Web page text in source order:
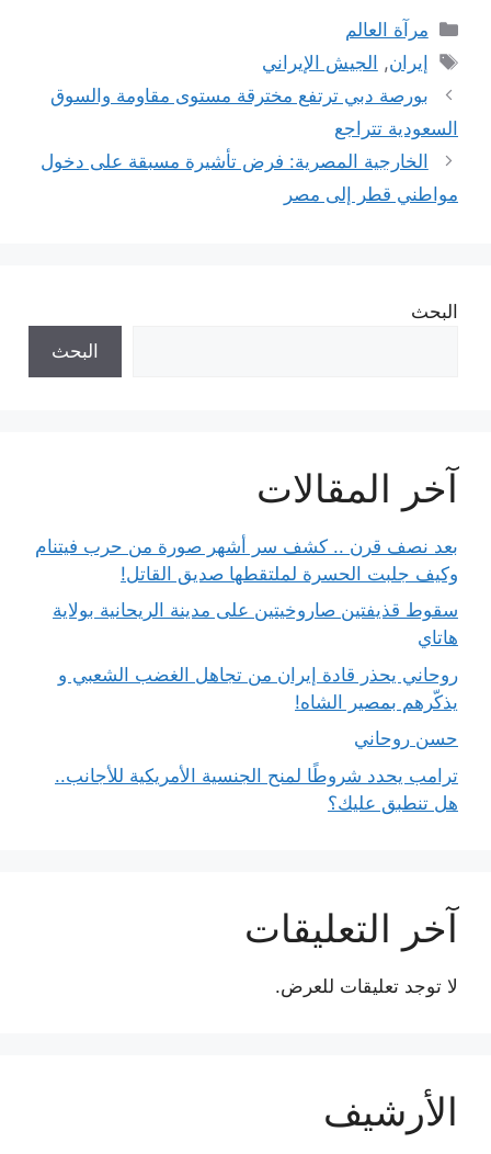
التصنيفات
مرآة العالم
الوسوم
إيران, الجيش الإيراني
بورصة دبي ترتفع مخترقة مستوى مقاومة والسوق
السعودية تتراجع
الخارجية المصرية: فرض تأشيرة مسبقة على دخول
مواطني قطر إلى مصر
البحث
البحث
آخر المقالات
بعد نصف قرن .. كشف سر أشهر صورة من حرب فيتنام
وكيف جلبت الحسرة لملتقطها صديق القاتل!
سقوط قذيفتين صاروخيتين على مدينة الريحانية بولاية
هاتاي
روحاني يحذر قادة إيران من تجاهل الغضب الشعبي و
يذكّرهم بمصير الشاه!
حسن روحاني
ترامب يحدد شروطًا لمنح الجنسية الأمريكية للأجانب..
هل تنطبق عليك؟
آخر التعليقات
لا توجد تعليقات للعرض.
الأرشيف